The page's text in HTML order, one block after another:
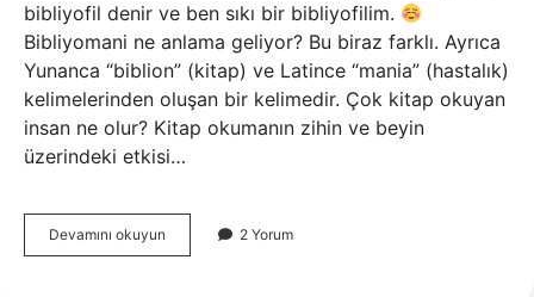
bibliyofil denir ve ben sıkı bir bibliyofilim.
Bibliyomani ne anlama geliyor? Bu biraz farklı. Ayrıca
Yunanca “biblion” (kitap) ve Latince “mania” (hastalık)
kelimelerinden oluşan bir kelimedir. Çok kitap okuyan
insan ne olur? Kitap okumanın zihin ve beyin
üzerindeki etkisi…
Devamını okuyun
Kitap
2 Yorum